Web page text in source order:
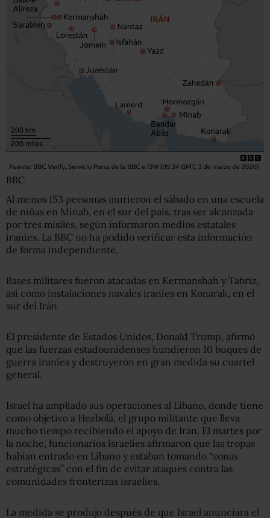
BBC
Al menos 153 personas murieron el sábado en una escuela
de niñas en Minab, en el sur del país, tras ser alcanzada
por tres misiles, según informaron medios estatales
iraníes. La BBC no ha podido verificar esta información
de forma independiente.
Bases militares fueron atacadas en Kermanshah y Tabriz,
así como instalaciones navales iraníes en Konarak, en el
sur del Irán
El presidente de Estados Unidos, Donald Trump, afirmó
que las fuerzas estadounidenses hundieron 10 buques de
guerra iraníes y destruyeron en gran medida su cuartel
general.
Israel ha ampliado sus operaciones al Líbano, donde tiene
como objetivo a Hezbolá, el grupo militante que lleva
mucho tiempo recibiendo el apoyo de Irán. El martes por
la noche, funcionarios israelíes afirmaron que las tropas
habían entrado en Líbano y estaban tomando “zonas
estratégicas” con el fin de evitar ataques contra las
comunidades fronterizas israelíes.
La medida se produjo después de que Israel anunciara el